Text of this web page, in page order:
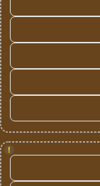
!